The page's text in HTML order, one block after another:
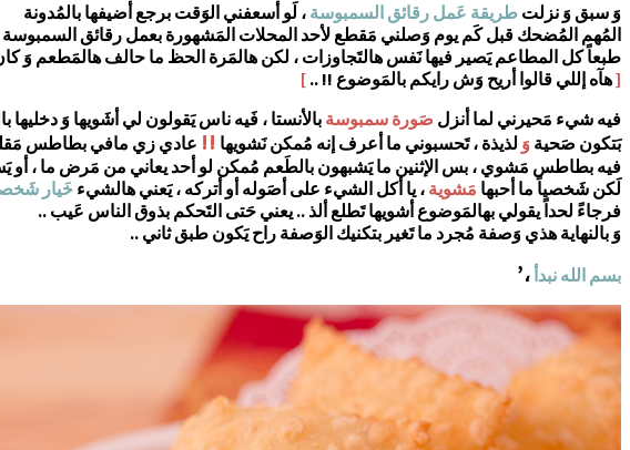
وَ سبق وَ نزلت طريقة عَمل رقائق السمبوسة ، لَو أسعفني الوَقت برجع أضيفها بالمُدونة
المُهم المُضحك قبل كَم يوم وَصلني مَقطع لأحد المحلات المَشهورة بعمل رقائق السمبوسة
طبعاً كل المطاعم يَصير فيها نَفس هالتَجاوزات ، لكن هالمَرة الحظ ما حالف هالمَطعم وَ
[هآه إللي قالوا أريح وَش رايكم بالمَوضوع !! .. ]
فيه شيء مَحيرني لما أنزل صَورة سمبوسة بالأنستا ، فَيه ناس يَقولون لي أشَويها وَ دخليها
بَتكون صَحية وَ لذيذة ، تَحسبوني ما أعرف إنه مُمكن نَشويها !! عادي زي مافي بطاطس
فيه بطاطس مَشوي ، بس الإثنين ما يَشبهون بالطَعم مُمكن لو أحد يعاني من مَرض ما ،
لَكن شَخصياً ما أحبها مَشوية ، يا أكل الشيء على أصَوله أو أتركه ، يَعني هالشيءخَيار
فرجاءً لحداً يقولي بهالمَوضوع أشويها تَطلع ألذ .. يعني حَتى التَحكم بذوق الناس عَيب ..
وَ بالنهاية هذي وَصفة مُجرد ما تَغير بتكنيك الوَصفة راح يَكون طبق ثاني ..
بسم الله نبدأ ،’